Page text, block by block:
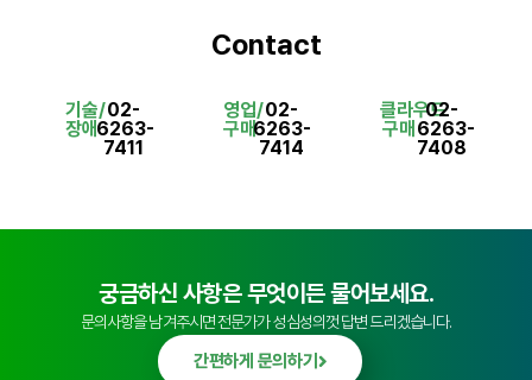
Contact
기술/
장애
02-
6263-
7411
영업/
구매
02-
6263-
7414
클라우드
구매
02-
6263-
7408
궁금하신 사항은 무엇이든 물어보세요.
문의사항을 남겨주시면 전문가가 성심성의껏 답변 드리겠습니다.
간편하게 문의하기